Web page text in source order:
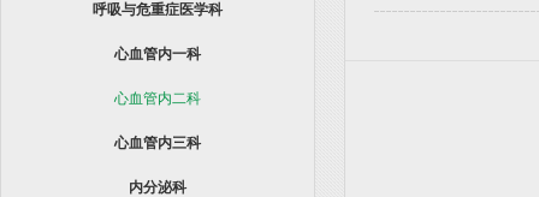
呼吸与危重症医学科
心血管内一科
心血管内二科
心血管内三科
内分泌科